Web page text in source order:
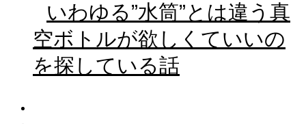
いわゆる”水筒”とは違う真
空ボトルが欲しくていいの
を探している話